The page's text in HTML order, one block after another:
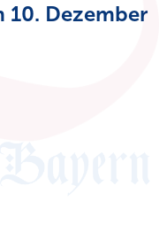
10. Dezember